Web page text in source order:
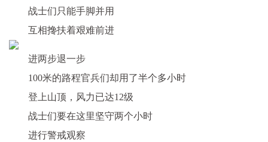
战士们只能手脚并用
互相搀扶着艰难前进
进两步退一步
100米的路程官兵们却用了半个多小时
登上山顶， 风力已达12级
战士们要在这里坚守两个小时
进行警戒观察